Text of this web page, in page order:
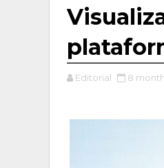
Editorial 8